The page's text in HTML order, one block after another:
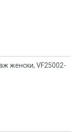
женски, VF25002-